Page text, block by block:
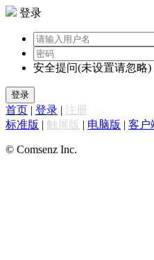
登录
安全提问(未设置请忽略)
登录
首页 | 登录 | 注册
标准版 | 触屏版 | 电脑版 | 客户
© Comsenz Inc.